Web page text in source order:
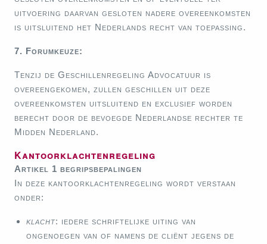
uitvoering daarvan gesloten nadere overeenkomsten
is uitsluitend het Nederlands recht van toepassing.
7. Forumkeuze:
Tenzij de Geschillenregeling Advocatuur is
overeengekomen, zullen geschillen uit deze
overeenkomsten uitsluitend en exclusief worden
berecht door de bevoegde Nederlandse rechter te
Midden Nederland.
Kantoorklachtenregeling
Artikel 1 begripsbepalingen
In deze kantoorklachtenregeling wordt verstaan
onder:
klacht: iedere schriftelijke uiting van
ongenoegen van of namens de cliënt jegens de